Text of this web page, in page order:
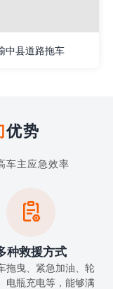
中县道路拖车
优势
车主应急效率

种救援方式
拖曳、紧急加油、轮
电瓶充电等，能够满